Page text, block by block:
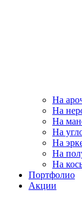
На
На
На
На
На
На
На
Портфолио
Акции